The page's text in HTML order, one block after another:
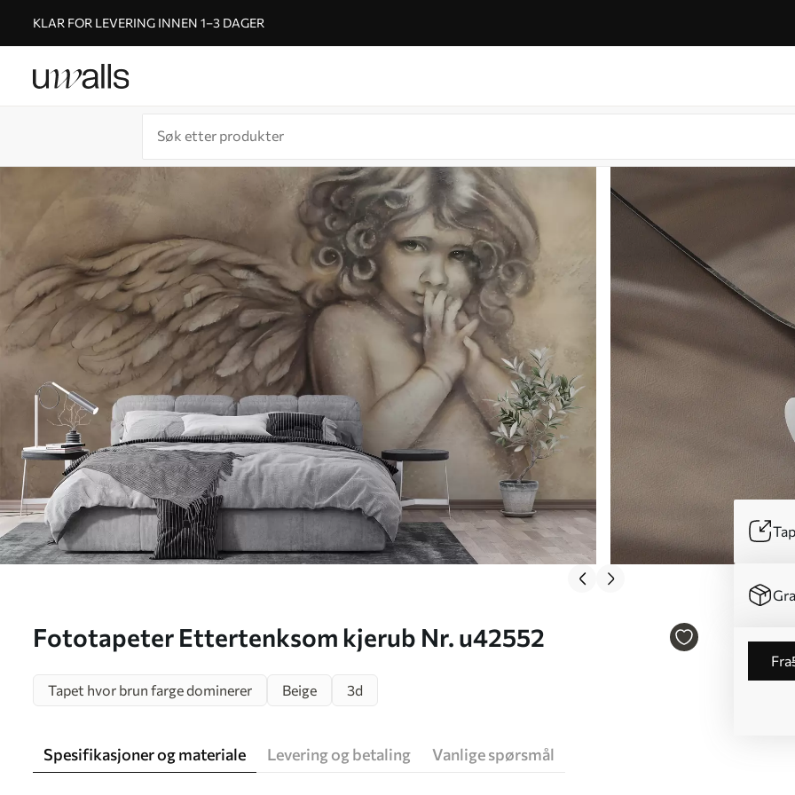
KLAR FOR LEVERING INNEN 1–3 DAGER
Fototapeter Ettertenksom kjerub Nr. u42552
fra
Tapet hvor brun farge dominerer
Beige 3d
Spesifikasjoner og materiale Levering og betaling Vanlige spørsmål